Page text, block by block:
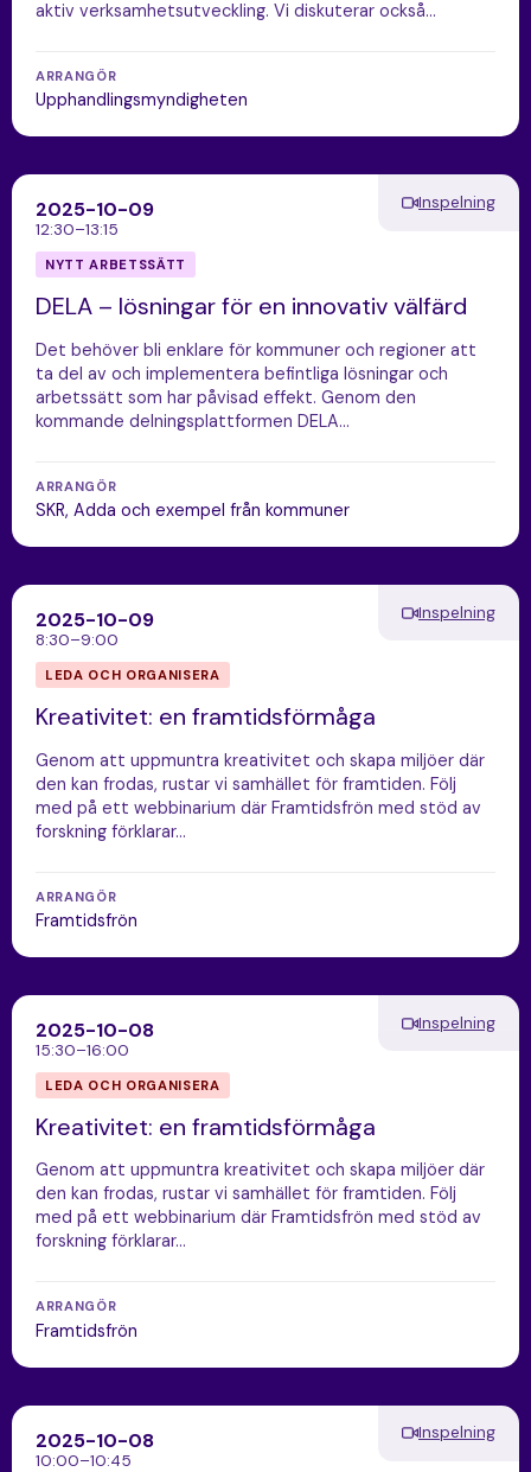
aktiv verksamhetsutveckling. Vi diskuterar också…
ARRANGÖR
Upphandlingsmyndigheten
2025-10-09
12:30–13:15
Inspelning
NYTT ARBETSSÄTT
DELA – lösningar för en innovativ välfärd
Det behöver bli enklare för kommuner och regioner att ​
ta del av och implementera befintliga lösningar och
arbetssätt som har påvisad effekt. Genom den
kommande delningsplattformen DELA…
ARRANGÖR
SKR, Adda och exempel från kommuner
2025-10-09
8:30–9:00
Inspelning
LEDA OCH ORGANISERA
Kreativitet: en framtidsförmåga
Genom att uppmuntra kreativitet och skapa miljöer där
den kan frodas, rustar vi samhället för framtiden. Följ
med på ett webbinarium där Framtidsfrön med stöd av
forskning förklarar…
ARRANGÖR
Framtidsfrön
2025-10-08
15:30–16:00
Inspelning
LEDA OCH ORGANISERA
Kreativitet: en framtidsförmåga
Genom att uppmuntra kreativitet och skapa miljöer där
den kan frodas, rustar vi samhället för framtiden. Följ
med på ett webbinarium där Framtidsfrön med stöd av
forskning förklarar…
ARRANGÖR
Framtidsfrön
2025-10-08
10:00–10:45
Inspelning